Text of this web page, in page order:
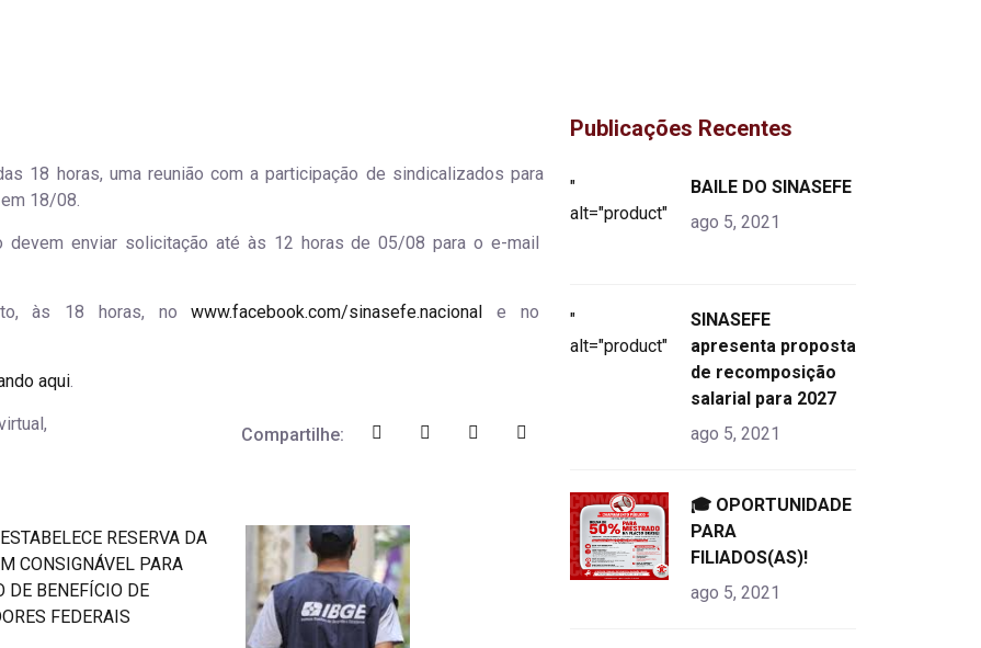
18 horas, uma reunião com a participação de sindicalizados para
18/08.
devem enviar solicitação até às 12 horas de 05/08 para o e-mail
às 18 horas, nowww.facebook.com/sinasefe.nacional e no
aqui
Compartilhe:
Publicações Recentes
"
alt="product">
BAILE DO SINASEFE
ago 5, 2021
"
alt="product">
SINASEFE
apresenta proposta
de recomposição
salarial para 2027
ago 5, 2021
alt="product">
🎓 OPORTUNIDADE
PARA
FILIADOS(AS)!
ago 5, 2021